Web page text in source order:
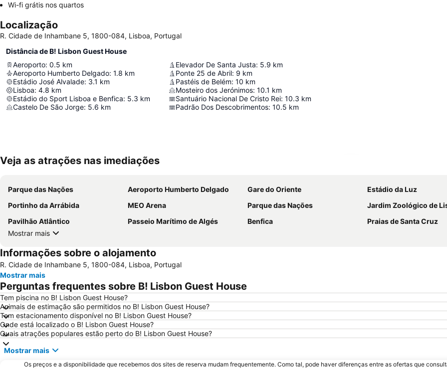
Wi-fi grátis nos quartos
Localização
R. Cidade de Inhambane 5, 1800-084, Lisboa, Portugal
Distância de B! Lisbon Guest House
Aeroporto: 0.5 km
Aeroporto Humberto Delgado: 1.8 km
Estádio José Alvalade: 3.1 km
Lisboa: 4.8 km
Estádio do Sport Lisboa e Benfica: 5.3 km
Castelo De São Jorge: 5.6 km
Elevador De Santa Justa: 5.9 km
Ponte 25 de Abril: 9 km
Pastéis de Belém: 10 km
Mosteiro dos Jerónimos: 10.1 km
Santuário Nacional De Cristo Rei: 10.3 km
Padrão Dos Descobrimentos: 10.5 km
Veja as atrações nas imediações
Parque das Nações Aeroporto Humberto Delgado Gare do Oriente
Estádio da Luz
Portinho da Arrábida
MEO Arena Parque das Nações
Jardim Zoológico de
Pavilhão Atlântico
Passeio Marítimo de Algés Benfica
Praias de Santa Cruz
Mostrar mais
Informações sobre o alojamento
R. Cidade de Inhambane 5, 1800-084, Lisboa, Portugal
Mostrar mais
Perguntas frequentes sobre B! Lisbon Guest House
Tem piscina no B! Lisbon Guest House?
Animais de estimação são permitidos no B! Lisbon Guest House?
Tem estacionamento disponível no B! Lisbon Guest House?
Onde está localizado o B! Lisbon Guest House?
Quais atrações populares estão perto do B! Lisbon Guest House?
Mostrar mais
Os preços e a disponibilidade que recebemos dos sites de reserva mudam frequentemente. Como tal, pode haver diferenças entre as ofertas que